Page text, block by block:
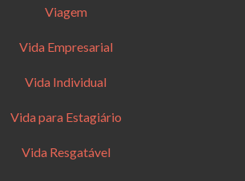
Viagem
Vida Empresarial
Vida Individual
Vida para Estagiário
Vida Resgatável